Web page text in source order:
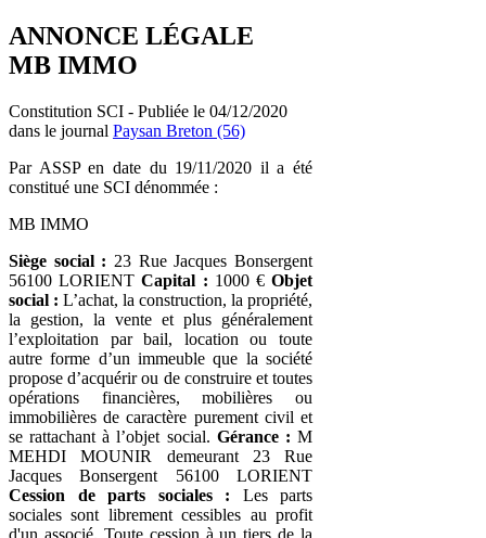
ANNONCE LÉGALE
MB IMMO
Constitution SCI - Publiée le 04/12/2020
dans le journal Paysan Breton (56)
Par ASSP en date du 19/11/2020 il a été
constitué une SCI dénommée :
MB IMMO
Siège social : 23 Rue Jacques Bonsergent
56100 LORIENTCapital : 1000 €Objet
social : L’achat, la construction, la propriété,
la gestion, la vente et plus généralement
l’exploitation par bail, location ou toute
autre forme d’un immeuble que la société
propose d’acquérir ou de construire et toutes
opérations financières, mobilières ou
immobilières de caractère purement civil et
se rattachant à l’objet social. Gérance : M
MEHDI MOUNIR demeurant 23 Rue
Jacques Bonsergent 56100 LORIENT
Cession de parts sociales : Les parts
sociales sont librement cessibles au profit
d'un associé. Toute cession à un tiers de la